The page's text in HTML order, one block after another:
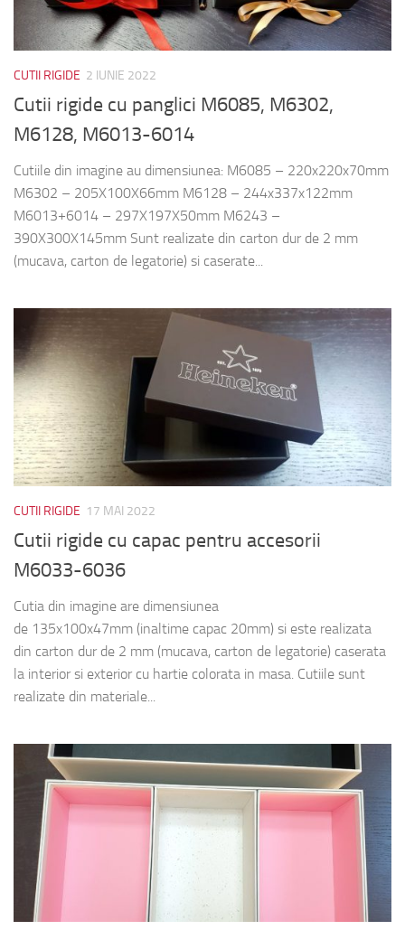
CUTII RIGIDE 2 IUNIE 2022
Cutii rigide cu panglici M6085, M6302,
M6128, M6013-6014
Cutiile din imagine au dimensiunea: M6085 – 220x220x70mm
M6302 – 205X100X66mm M6128 – 244x337x122mm
M6013+6014 – 297X197X50mm M6243 –
390X300X145mm Sunt realizate din carton dur de 2 mm
(mucava, carton de legatorie) si caserate...
CUTII RIGIDE 17 MAI 2022
Cutii rigide cu capac pentru accesorii
M6033-6036
Cutia din imagine are dimensiunea
de 135x100x47mm (inaltime capac 20mm) si este realizata
din carton dur de 2 mm (mucava, carton de legatorie) caserata
la interior si exterior cu hartie colorata in masa. Cutiile sunt
realizate din materiale...